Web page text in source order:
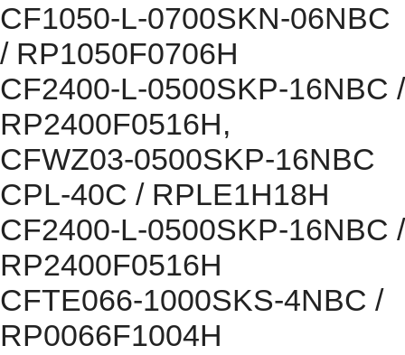
CF1050-L-0700SKN-06NBC
/ RP1050F0706H
CF2400-L-0500SKP-16NBC /
RP2400F0516H,
CFWZ03-0500SKP-16NBC
CPL-40C / RPLE1H18H
CF2400-L-0500SKP-16NBC /
RP2400F0516H
CFTE066-1000SKS-4NBC /
RP0066F1004H